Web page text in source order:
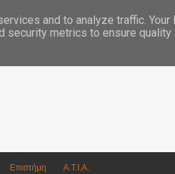
Επιστήμη Α.Τ.Ι.Α.
and to analyze traffic. Your
security metrics to ensure